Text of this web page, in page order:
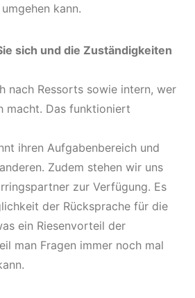
kann.
sich und die Zuständigkeiten
nach Ressorts sowie intern, wer
macht. Das funktioniert
ihren Aufgabenbereich und
Zudem stehen wir uns
zur Verfügung. Es
der Rücksprache für die
ein Riesenvorteil der
man Fragen immer noch mal